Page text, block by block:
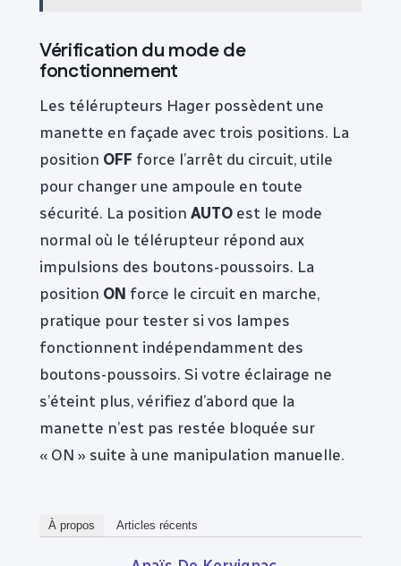
Vérification du mode de
fonctionnement
Les télérupteurs Hager possèdent une
manette en façade avec trois positions. La
position OFF force l’arrêt du circuit, utile
pour changer une ampoule en toute
sécurité. La position AUTO est le mode
normal où le télérupteur répond aux
impulsions des boutons-poussoirs. La
position ON force le circuit en marche,
pratique pour tester si vos lampes
fonctionnent indépendamment des
boutons-poussoirs. Si votre éclairage ne
s’éteint plus, vérifiez d’abord que la
manette n’est pas restée bloquée sur
« ON » suite à une manipulation manuelle.
À propos Articles récents